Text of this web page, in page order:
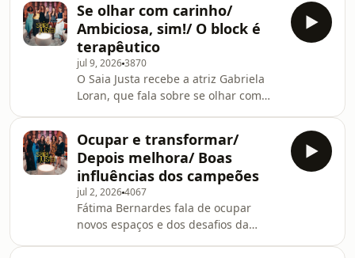
das festas.
Se olhar com carinho/
Ambiciosa, sim!/ O block é
terapêutico
jul 9, 20263870
O Saia Justa recebe a atriz Gabriela
Loran, que fala sobre se olhar com
Ocupar e transformar/
Depois melhora/ Boas
influências dos campeões
jul 2, 20264067
Fátima Bernardes fala de ocupar
novos espaços e dos desafios da